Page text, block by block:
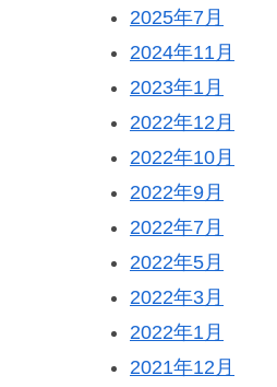
2025年7月
2024年11月
2023年1月
2022年12月
2022年10月
2022年9月
2022年7月
2022年5月
2022年3月
2022年1月
2021年12月